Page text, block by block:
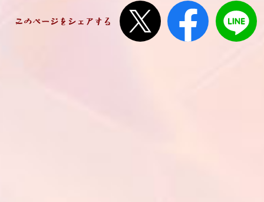
このページをシェアする
X Facebook